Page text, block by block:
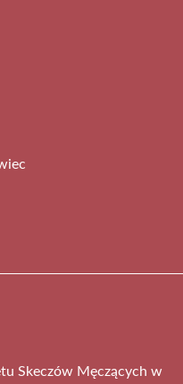
Skeczów Męczących w